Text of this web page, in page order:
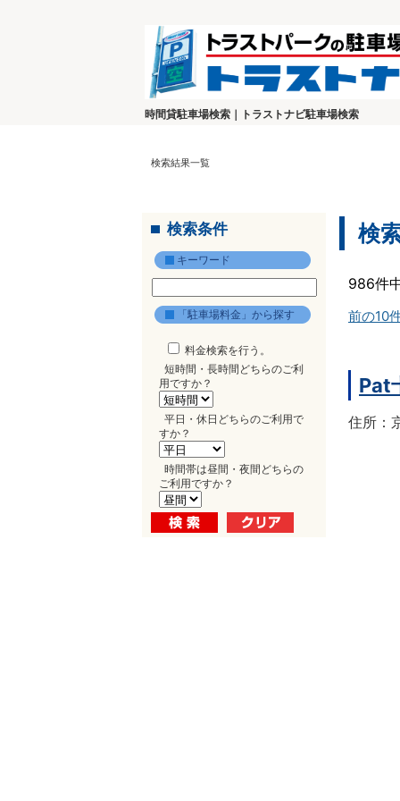
時間貸駐車場検索｜トラストナビ駐車場検索
検索結果一覧
検索条件
キーワード
「駐車場料金」から探す
料金検索を行う。
短時間・長時間どちらのご利
用ですか？
平日・休日どちらのご利用で
すか？
時間帯は昼間・夜間どちらの
ご利用ですか？
検
986件
前の10
Pat
住所：